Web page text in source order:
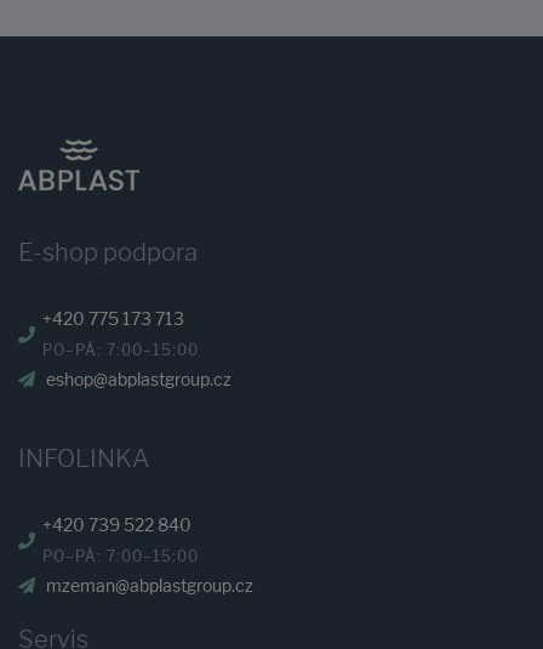
E-shop podpora
+420 775 173 713
PO–PÁ: 7:00–15:00
eshop@abplastgroup.cz
INFOLINKA
+420 739 522 840
PO–PÁ: 7:00–15:00
mzeman@abplastgroup.cz
Servis